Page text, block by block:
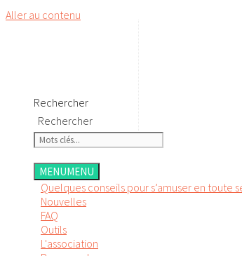
Aller au contenu
Rechercher
Rechercher
MENUMENU
Quelques conseils pour s’amuser en toute
Nouvelles
FAQ
Outils
L'association